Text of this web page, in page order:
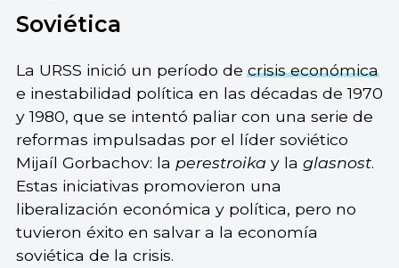
Soviética
La URSS inició un período decrisis económica
e inestabilidad política en las décadas de 1970
y 1980, que se intentó paliar con una serie de
reformas impulsadas por el líder soviético
Mijaíl Gorbachov: la perestroika y la glasnost.
Estas iniciativas promovieron una
liberalización económica y política, pero no
tuvieron éxito en salvar a la economía
soviética de la crisis.